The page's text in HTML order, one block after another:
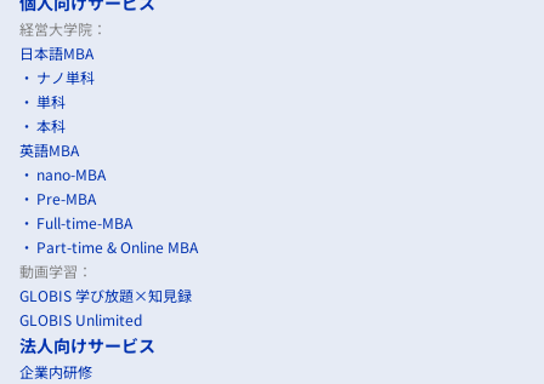
経営大学院：
日本語MBA
ナノ単科
単科
本科
英語MBA
nano-MBA
Pre-MBA
Full-time-MBA
Part-time & Online MBA
動画学習：
GLOBIS 学び放題×知見録
GLOBIS Unlimited
法人向けサービス
企業内研修